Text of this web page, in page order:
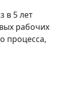
в 5 лет
рабочих
процесса,